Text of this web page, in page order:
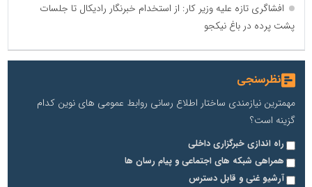
افشاگری تازه علیه وزیر کار: از استخدام خبرنگار رادیکال تا جلسات
پشت پرده در باغ نیکجو
نظرسنجی
مهمترین نیازمندی ساختار اطلاع رسانی روابط عمومی های نوین کدام
گزینه است؟
راه اندازی خبرگزاری داخلی
همراهی شبکه های اجتماعی و پیام رسان ها
آرشیو غنی و قابل دسترس